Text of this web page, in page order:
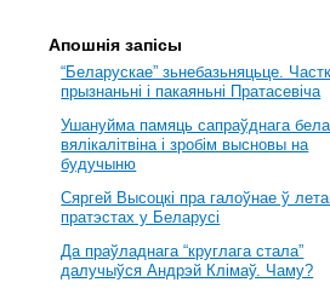
Апошнія запісы
“Беларускае” зьнебазьняцьце.
прызнаньні і пакаяньні Пратасевіча
Ушануйма памяць сапраўднага
вялікалітвіна і зробім высновы на
будучыню
Сяргей Высоцкі пра галоўнае ў
пратэстах у Беларусі
Да праўладнага “круглага стала”
далучыўся Андрэй Клімаў. Чаму?